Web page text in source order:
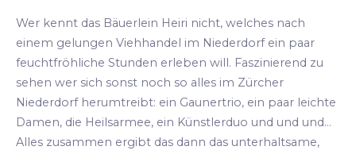
Wer kennt das Bäuerlein Heiri nicht, welches nach
einem gelungen Viehhandel im Niederdorf ein paar
feuchtfröhliche Stunden erleben will. Faszinierend zu
sehen wer sich sonst noch so alles im Zürcher
Niederdorf herumtreibt: ein Gaunertrio, ein paar leichte
Damen, die Heilsarmee, ein Künstlerduo und und und...
Alles zusammen ergibt das dann das unterhaltsame,